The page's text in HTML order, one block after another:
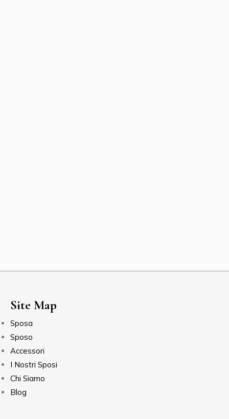
Site Map
Sposa
Sposo
Accessori
I Nostri Sposi
Chi Siamo
Blog